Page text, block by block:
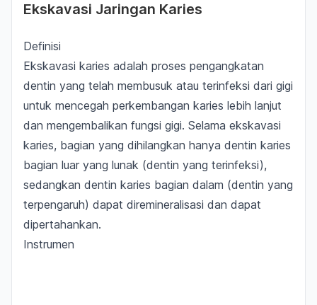
Ekskavasi Jaringan Karies
Definisi
Ekskavasi karies adalah proses pengangkatan
dentin yang telah membusuk atau terinfeksi dari gigi
untuk mencegah perkembangan karies lebih lanjut
dan mengembalikan fungsi gigi. Selama ekskavasi
karies, bagian yang dihilangkan hanya dentin karies
bagian luar yang lunak (dentin yang terinfeksi),
sedangkan dentin karies bagian dalam (dentin yang
terpengaruh) dapat diremineralisasi dan dapat
dipertahankan.
Instrumen